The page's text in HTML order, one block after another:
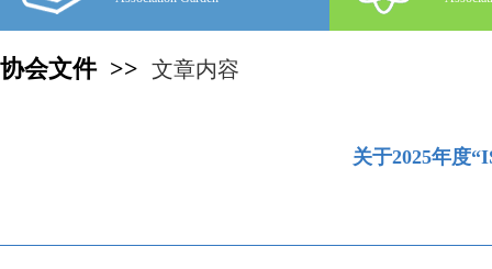
协会文件 >> 文章内容
关于2025年度